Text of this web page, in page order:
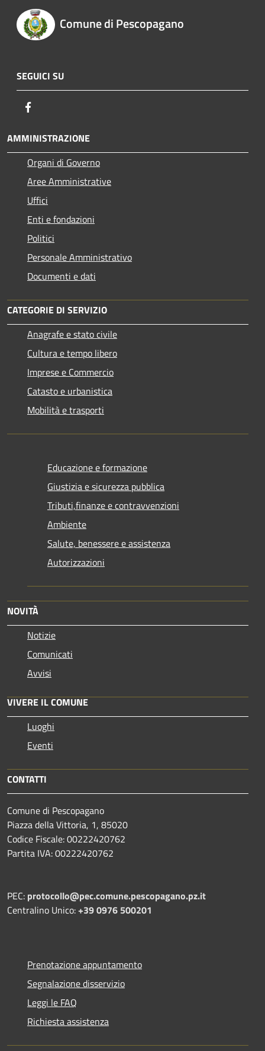
Comune di Pescopagano
SEGUICI SU
AMMINISTRAZIONE
Organi di Governo
Aree Amministrative
Uffici
Enti e fondazioni
Politici
Personale Amministrativo
Documenti e dati
CATEGORIE DI SERVIZIO
Anagrafe e stato civile
Cultura e tempo libero
Imprese e Commercio
Catasto e urbanistica
Mobilità e trasporti
Educazione e formazione
Giustizia e sicurezza pubblica
Tributi,finanze e contravvenzioni
Ambiente
Salute, benessere e assistenza
Autorizzazioni
NOVITÀ
Notizie
Comunicati
Avvisi
VIVERE IL COMUNE
Luoghi
Eventi
CONTATTI
Comune di Pescopagano
Piazza della Vittoria, 1, 85020
Codice Fiscale: 00222420762
Partita IVA: 00222420762
PEC: protocollo@pec.comune.pescopagano.pz.it
Centralino Unico:+39 0976 500201
Prenotazione appuntamento
Segnalazione disservizio
Leggi le FAQ
Richiesta assistenza